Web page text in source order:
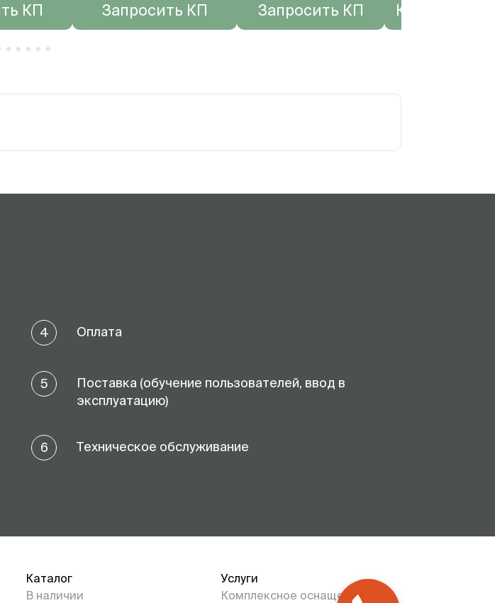
КП Запросить КП Запросить КП
КП
4 Оплата
5
Поставка (обучение пользователей, ввод в
эксплуатацию)
6 Техническое обслуживание
Каталог
В наличии
Услуги
Комплексное оснащение